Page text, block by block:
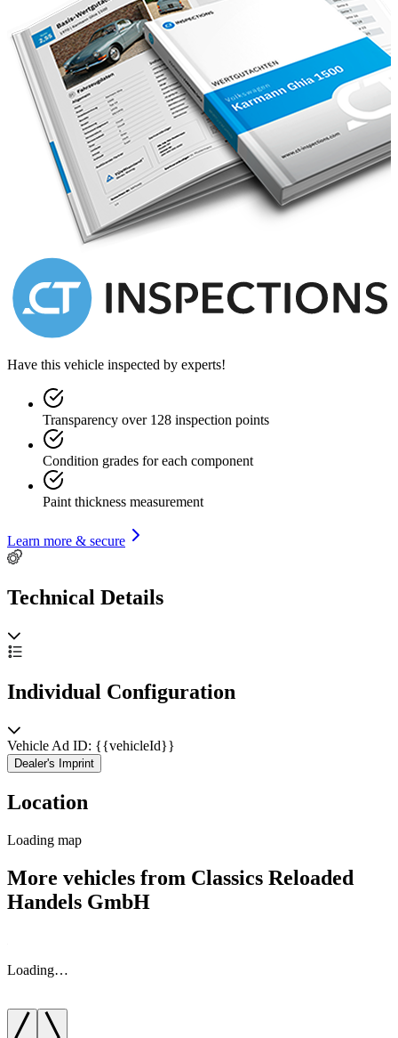
Auch der Motorraum und Unterboden sind in sehr schönem
Originalzustand.
Um Wartezeiten für Beratungs- und Verkaufsgespräche zu
verhindern, bitte um vorherige Terminabsprache unter 02742 - 86
595.
Besichtigen Sie dieses außergewöhnliche Coupe in unserem
Schauraum in St.Pölten und lassen Sie sich bei einer Probefahrt von
den tollen Fahreigenschaften überzeugen.
Reparatur-Arbeiten, Restaurationen, Ersatzteilbeschaffung,
Leistungsmessung (Allrad Prüfstand) oder Leistungs-Optimierung
und vieles mehr.
Have this vehicle inspected by experts!
Transparency over 128 inspection points
Condition grades for each component
Paint thickness measurement
Learn more & secure
Technical Details
Individual Configuration
Vehicle Ad ID: {{vehicleId}}
Dealer's Imprint
Location
Loading map
More vehicles from Classics Reloaded
Handels GmbH
Loading…